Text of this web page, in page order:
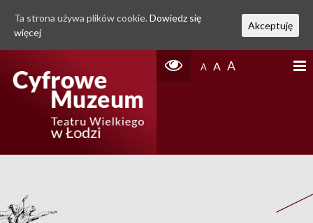
A A A
Ta strona używa plików cookie. Dowiedz się
więcej
Akceptuję